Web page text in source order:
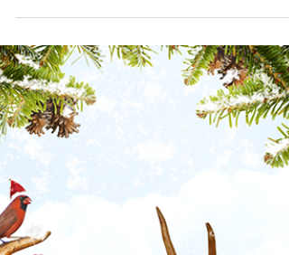
(GEG)
Uns erreichen täglich Anrufe von
verunsicherten Interessenten, ob nun ein
Heizungstausch sinnvoll wäre. Soll ich
nochmal einen...